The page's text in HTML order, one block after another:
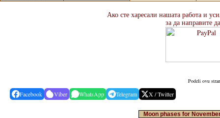
Ако сте харесали нашата работа и
за да направите
Podeli ovu
Facebook Viber WhatsApp Telegram X / Twitter
Moon phases for